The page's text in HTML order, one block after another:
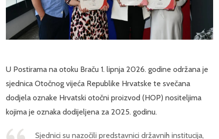
U Postirama na otoku Braču 1. lipnja 2026. godine održana je
sjednica Otočnog vijeća Republike Hrvatske te svečana
dodjela oznake Hrvatski otočni proizvod (HOP) nositeljima
kojima je oznaka dodijeljena za 2025. godinu.
Sjednici su nazočili predstavnici državnih institucija,